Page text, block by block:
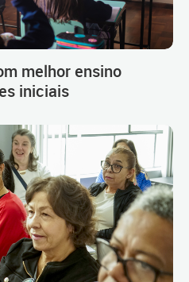
melhor ensino
iniciais